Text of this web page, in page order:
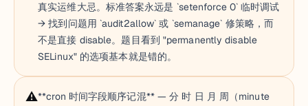
真实运维大忌。标准答案永远是 `setenforce 0` 临时调试
→ 找到问题用 `audit2allow` 或 `semanage` 修策略，而
不是直接 disable。题目看到 "permanently disable
SELinux" 的选项基本就是错的。
⚠️**cron 时间字段顺序记混** — 分 时 日 月 周（minute